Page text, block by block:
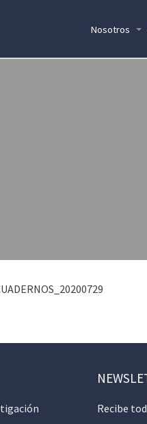
Nosotros
Recibe